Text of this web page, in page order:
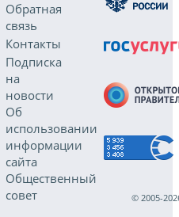
Обратная
связь
Контакты
Подписка
на
новости
Об
использовании
информации
сайта
Общественный
совет
© 2005-